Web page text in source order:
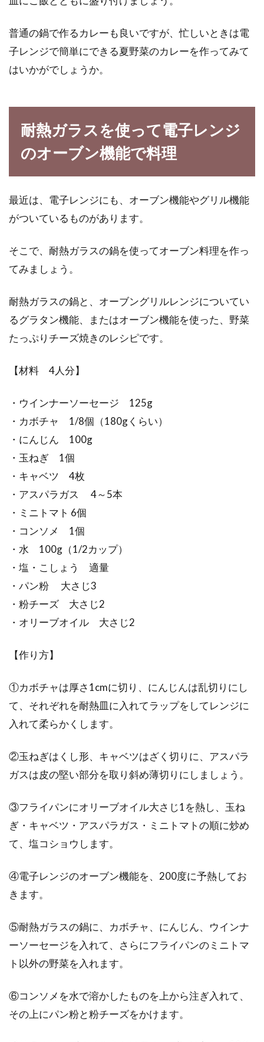
普通の鍋で作るカレーも良いですが、忙しいときは電
子レンジで簡単にできる夏野菜のカレーを作ってみて
はいかがでしょうか。
耐熱ガラスを使って電子レンジ
のオーブン機能で料理
最近は、電子レンジにも、オーブン機能やグリル機能
がついているものがあります。
そこで、耐熱ガラスの鍋を使ってオーブン料理を作っ
てみましょう。
耐熱ガラスの鍋と、オーブングリルレンジについてい
るグラタン機能、またはオーブン機能を使った、野菜
たっぷりチーズ焼きのレシピです。
【材料 4人分】
・ウインナーソーセージ 125g
・カボチャ 1/8個（180gくらい）
・にんじん 100g
・玉ねぎ 1個
・キャベツ 4枚
・アスパラガス 4～5本
・ミニトマト 6個
・コンソメ 1個
・水 100g（1/2カップ）
・塩・こしょう 適量
・パン粉 大さじ3
・粉チーズ 大さじ2
・オリーブオイル 大さじ2
【作り方】
①カボチャは厚さ1cmに切り、にんじんは乱切りにし
て、それぞれを耐熱皿に入れてラップをしてレンジに
入れて柔らかくします。
②玉ねぎはくし形、キャベツはざく切りに、アスパラ
ガスは皮の堅い部分を取り斜め薄切りにしましょう。
③フライパンにオリーブオイル大さじ1を熱し、玉ね
ぎ・キャベツ・アスパラガス・ミニトマトの順に炒め
て、塩コショウします。
④電子レンジのオーブン機能を、200度に予熱してお
きます。
⑤耐熱ガラスの鍋に、カボチャ、にんじん、ウインナ
ーソーセージを入れて、さらにフライパンのミニトマ
ト以外の野菜を入れます。
⑥コンソメを水で溶かしたものを上から注ぎ入れて、
その上にパン粉と粉チーズをかけます。